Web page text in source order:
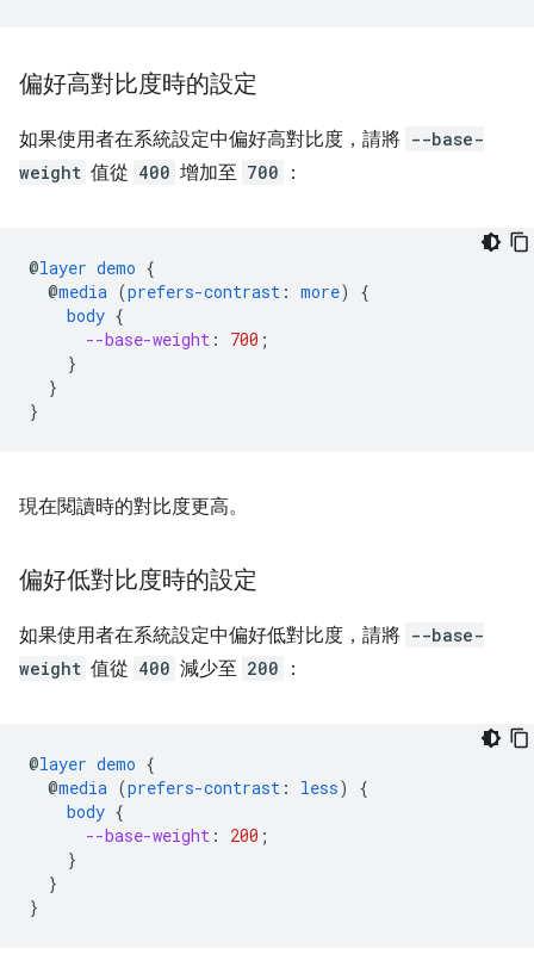
偏好高對比度時的設定
如果使用者在系統設定中偏好高對比度，請將 --base-
weight 值從 400 增加至 700 ：
@layer demo {
@media (prefers-contrast : more)
{
body {
--base-weight : 700 ;
}
}
}
現在閱讀時的對比度更高。
偏好低對比度時的設定
如果使用者在系統設定中偏好低對比度，請將 --base-
weight 值從 400 減少至 200 ：
@layer demo {
@media (prefers-contrast : less)
{
body {
--base-weight : 200 ;
}
}
}